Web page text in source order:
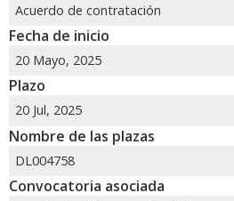
Acuerdo de contratación
Fecha de inicio
20 Mayo, 2025
Plazo
20 Jul, 2025
Nombre de las plazas
DL004758
Convocatoria asociada